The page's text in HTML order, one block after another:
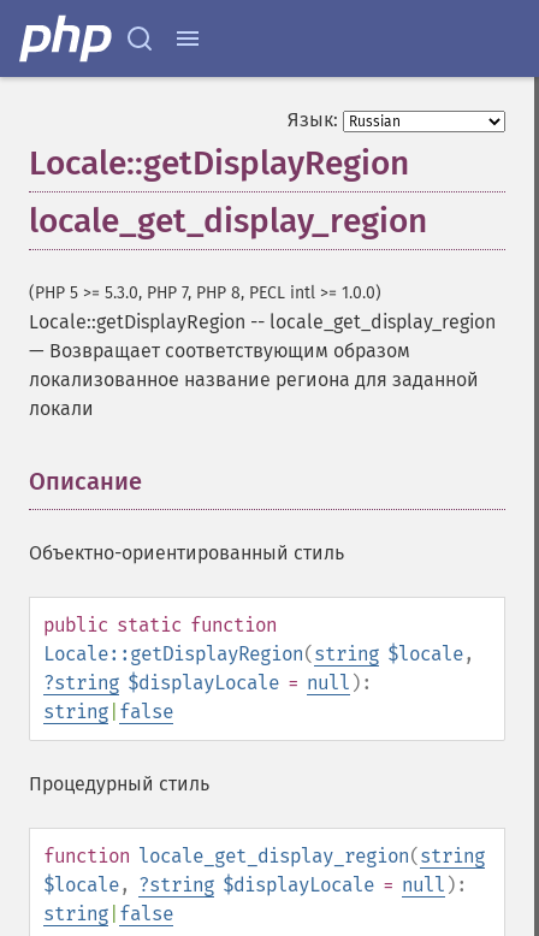
Язык:
Locale::getDisplayRegion
locale_get_display_region
(PHP 5 >= 5.3.0, PHP 7, PHP 8, PECL intl >= 1.0.0)
Locale::getDisplayRegion -- locale_get_display_region
— Возвращает соответствующим образом
локализованное название региона для заданной
локали
Описание
Объектно-ориентированный стиль
public static function
Locale::getDisplayRegion(string $locale,
?string $displayLocale = null ):
string false
Процедурный стиль
function locale_get_display_region(string
$locale, ?string $displayLocale = null ):
string false